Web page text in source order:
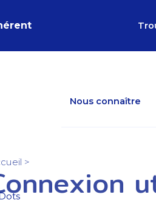
Nous connaître
>